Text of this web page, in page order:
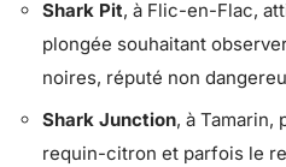
Shark Pit, à Flic-en-Flac,
plongée souhaitant
noires, réputé non
Shark Junction, à Tamarin,
requin-citron et parfois le